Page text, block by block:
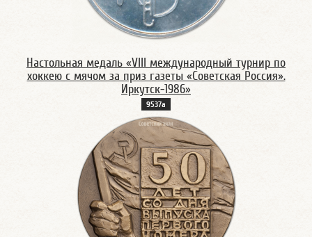
Настольная медаль «VIII международный турнир по
хоккею с мячом за приз газеты «Советская Россия».
Иркутск-1986»
9537а